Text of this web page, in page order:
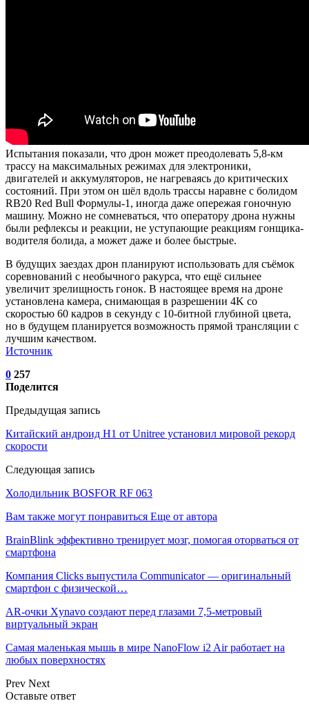
Испытания показали, что дрон может преодолевать 5,8-км
трассу на максимальных режимах для электроники,
двигателей и аккумуляторов, не нагреваясь до критических
состояний. При этом он шёл вдоль трассы наравне с болидом
RB20 Red Bull Формулы-1, иногда даже опережая гоночную
машину. Можно не сомневаться, что оператору дрона нужны
были рефлексы и реакции, не уступающие реакциям гонщика-
водителя болида, а может даже и более быстрые.
В будущих заездах дрон планируют использовать для съёмок
соревнований с необычного ракурса, что ещё сильнее
увеличит зрелищность гонок. В настоящее время на дроне
установлена камера, снимающая в разрешении 4K со
скоростью 60 кадров в секунду с 10-битной глубиной цвета,
но в будущем планируется возможность прямой трансляции с
лучшим качеством.
Источник
0 257
Поделится
Предыдущая запись
Китайский андроид H1 от Unitree установил мировой рекорд
скорости
Следующая запись
Холодильник BOSFOR RF 063
Вам также могут понравиться Еще от автора
BrainBlink эффективно тренирует мозг, помогая оторваться от
смартфона
Компания Clicks выпустила Communicator — оригинальный
смартфон с физической…
AR-очки Xynavo создают перед глазами 7,5-метровый
виртуальный экран
Самая маленькая мышь в мире NanoFlow i2 Air работает на
любых поверхностях
Prev Next
Оставьте ответ